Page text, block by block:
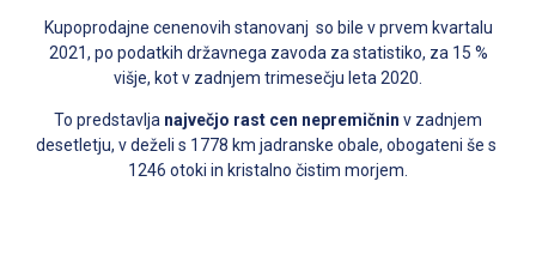
Kupoprodajne cenenovih stanovanj so bile v prvem kvartalu
2021, po podatkih državnega zavoda za statistiko, za 15 %
višje, kot v zadnjem trimesečju leta 2020.
To predstavlja največjo rast cen nepremičnin v zadnjem
desetletju, v deželi s 1778 km jadranske obale, obogateni še s
1246 otoki in kristalno čistim morjem.